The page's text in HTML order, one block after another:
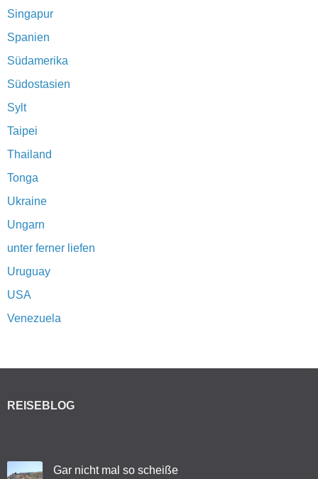
Singapur
Spanien
Südamerika
Südostasien
Sylt
Taipei
Thailand
Tonga
Ukraine
Ungarn
unter ferner liefen
Uruguay
USA
Venezuela
REISEBLOG
Gar nicht mal so scheiße